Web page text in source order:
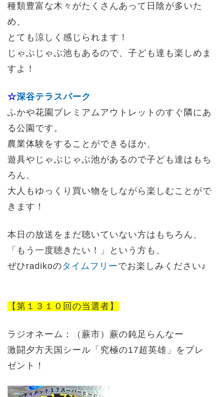
種類豊富な木々がたくさんあって日陰が多いた
め、
とても涼しく感じられます！
じゃぶじゃぶ池もあるので、子ども達も楽しめま
すよ！
☆深谷テラスパーク
ふかや花園プレミアムアウトレットのすぐ隣にあ
る公園です。
農業体験をすることができるほか、
遊具やじゃぶじゃぶ池があるので子ども達はもち
ろん、
大人もゆっくり買い物をしながら楽しむことがで
きます！
本日の放送をまだ聴いていない方はもちろん、
「もう一度聴きたい！」という方も、
ぜひradikoのタイムフリーでお楽しみください♪
【第１３１０回の当選者】
ラジオネーム：（蕨市）蕨の鈍足らんなー
激闘夕方天国シール「究極の17超英雄」をプレ
ゼント！